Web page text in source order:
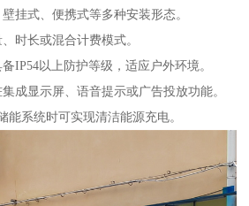
挂式、便携式等多种安装形态。
时长或混合计费模式。
IP54以上防护等级，适应户外环境。
成显示屏、语音提示或广告投放功能。
能系统时可实现清洁能源充电。